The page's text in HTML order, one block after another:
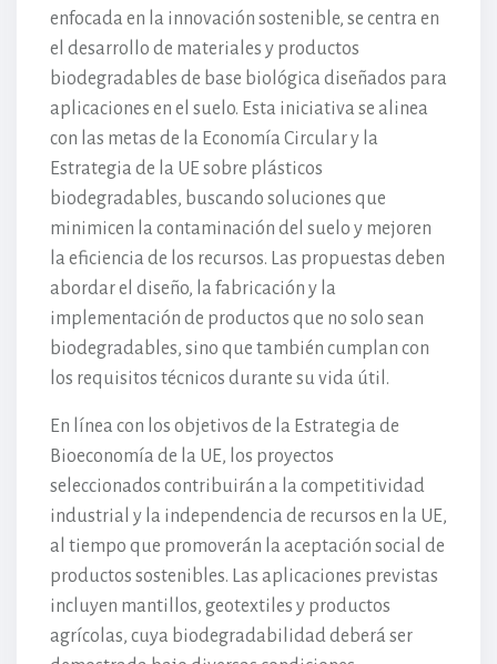
enfocada en la innovación sostenible, se centra en
el desarrollo de materiales y productos
biodegradables de base biológica diseñados para
aplicaciones en el suelo. Esta iniciativa se alinea
con las metas de la Economía Circular y la
Estrategia de la UE sobre plásticos
biodegradables, buscando soluciones que
minimicen la contaminación del suelo y mejoren
la eficiencia de los recursos. Las propuestas deben
abordar el diseño, la fabricación y la
implementación de productos que no solo sean
biodegradables, sino que también cumplan con
los requisitos técnicos durante su vida útil.
En línea con los objetivos de la Estrategia de
Bioeconomía de la UE, los proyectos
seleccionados contribuirán a la competitividad
industrial y la independencia de recursos en la UE,
al tiempo que promoverán la aceptación social de
productos sostenibles. Las aplicaciones previstas
incluyen mantillos, geotextiles y productos
agrícolas, cuya biodegradabilidad deberá ser